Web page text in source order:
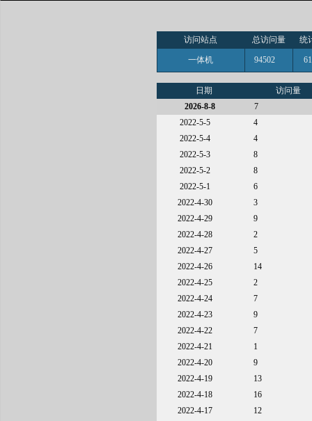
访问站点 总访问量 统
一体机 94502
日期
访问量
2026-8-8
7
2022-5-5
4
2022-5-4
4
2022-5-3
8
2022-5-2
8
2022-5-1
6
2022-4-30
3
2022-4-29
9
2022-4-28
2
2022-4-27
5
2022-4-26
14
2022-4-25
2
2022-4-24
7
2022-4-23
9
2022-4-22
7
2022-4-21
1
2022-4-20
9
2022-4-19
13
2022-4-18
16
2022-4-17
12